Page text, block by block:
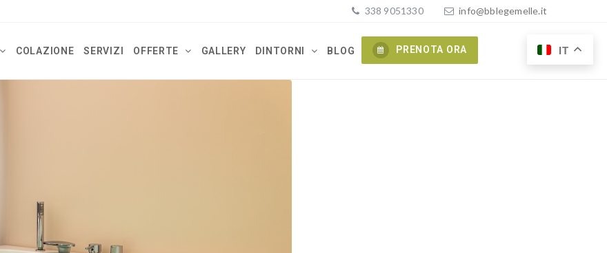
338 9051330 ti.el
lemeg
elbb@
ofni
COLAZIONE SERVIZI OFFERTE GALLERY DINTORNI BLOG PRENOTA ORA IT